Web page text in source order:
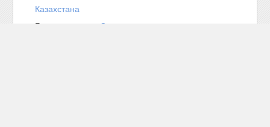
Казахстана
Богдан
Средневековые государства на